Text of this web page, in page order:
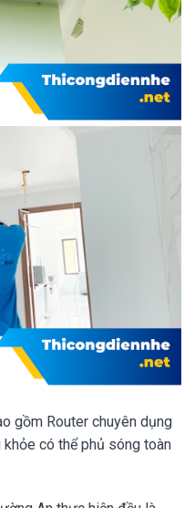
gồm Router chuyên dụng
có thể phủ sóng toàn